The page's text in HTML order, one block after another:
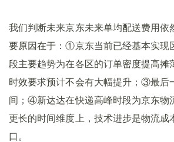
我们判断未来京东未来单均配送费用依
要原因在于：①京东当前已经基本实现
段主要趋势为在各区的订单密度提高
时效要求预计不会有大幅提升；③最后
间；④新达达在快递高峰时段为京东
更长的时间维度上，技术进步是物流成
口。